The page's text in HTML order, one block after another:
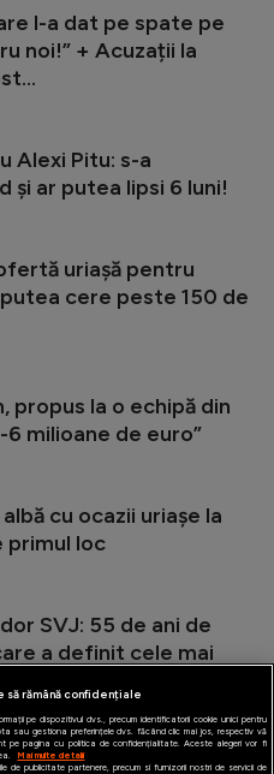
l-a dat pe spate pe
noi!” + Acuzații la
Alexi Pitu: s-a
și ar putea lipsi 6 luni!
uriașă pentru
cere peste 150 de
propus la o echipă din
6 milioane de euro”
cu ocazii uriașe la
primul loc
SVJ: 55 de ani de
a definit cele mai
rămână confidențiale
pe dispozitivul dvs., precum identificatorii cookie unici pentru
sau gestiona preferințele dvs. făcând clic mai jos, respectiv vă
pe pagina cu politica de confidențialitate. Aceste alegeri vor fi
Mai multe detalii
de publicitate partenere, precum si furnizorii nostri de servicii de